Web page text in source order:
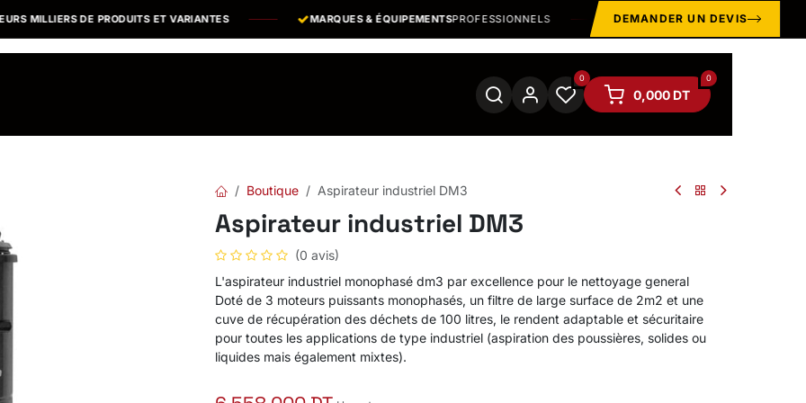
MILLIERS DE PRODUITS ET VARIANTES MARQUES & ÉQUIPEMENTSPROFESSIONNELS EPI · MANUTENTION · OUTILLAGE ·
DEMANDER UN DEVIS
0 0
0,000DT
Boutique Aspirateur industriel DM3
Aspirateur industriel DM3
(0 avis)
L'aspirateur industriel monophasé dm3 par excellence pour le nettoyage general
Doté de 3 moteurs puissants monophasés, un filtre de large surface de 2m2 et une
cuve de récupération des déchets de 100 litres, le rendent adaptable et sécuritaire
pour toutes les applications de type industriel (aspiration des poussières, solides ou
liquides mais également mixtes).